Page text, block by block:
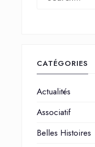
CATÉGORIES
Actualités
Associatif
Belles Histoires